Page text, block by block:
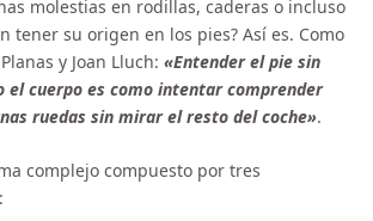
molestias en rodillas, caderas o incluso
tener su origen en los pies? Así es. Como
y Joan Lluch: «Entender el pie sin
el cuerpo es como intentar comprender
ruedas sin mirar el resto del coche».
complejo compuesto por tres